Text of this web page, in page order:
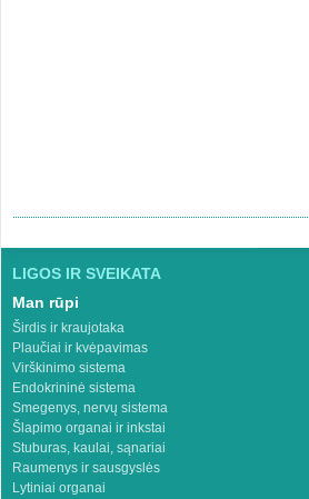
LIGOS IR SVEIKATA
Man rūpi
Širdis ir kraujotaka
Plaučiai ir kvėpavimas
Virškinimo sistema
Endokrininė sistema
Smegenys, nervų sistema
Šlapimo organai ir inkstai
Stuburas, kaulai, sąnariai
Raumenys ir sausgyslės
Lytiniai organai